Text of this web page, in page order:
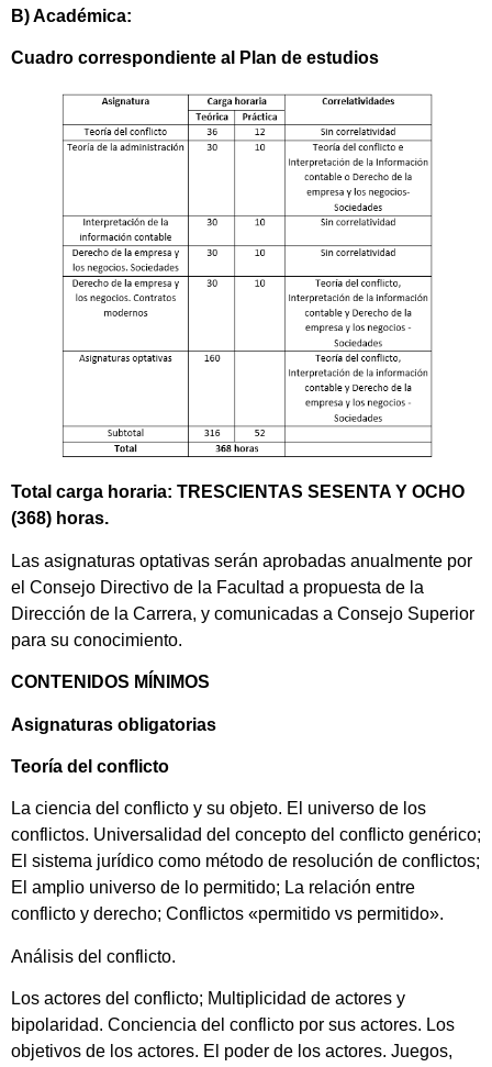
B) Académica:
Cuadro correspondiente al Plan de estudios
Total carga horaria: TRESCIENTAS SESENTA Y OCHO
(368) horas.
Las asignaturas optativas serán aprobadas anualmente por
el Consejo Directivo de la Facultad a propuesta de la
Dirección de la Carrera, y comunicadas a Consejo Superior
para su conocimiento.
CONTENIDOS MÍNIMOS
Asignaturas obligatorias
Teoría del conflicto
La ciencia del conflicto y su objeto. El universo de los
conflictos. Universalidad del concepto del conflicto genérico;
El sistema jurídico como método de resolución de conflictos;
El amplio universo de lo permitido; La relación entre
conflicto y derecho; Conflictos «permitido vs permitido».
Análisis del conflicto.
Los actores del conflicto; Multiplicidad de actores y
bipolaridad. Conciencia del conflicto por sus actores. Los
objetivos de los actores. El poder de los actores. Juegos,